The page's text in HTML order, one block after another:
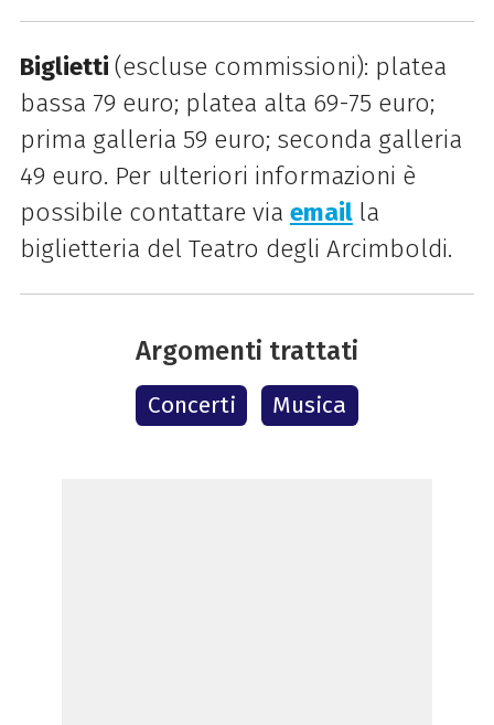
Biglietti (escluse commissioni): platea
bassa 79 euro; platea alta 69-75 euro;
prima galleria 59 euro; seconda galleria
49 euro. Per ulteriori informazioni è
possibile contattare via email la
biglietteria del Teatro degli Arcimboldi.
Argomenti trattati
Concerti Musica